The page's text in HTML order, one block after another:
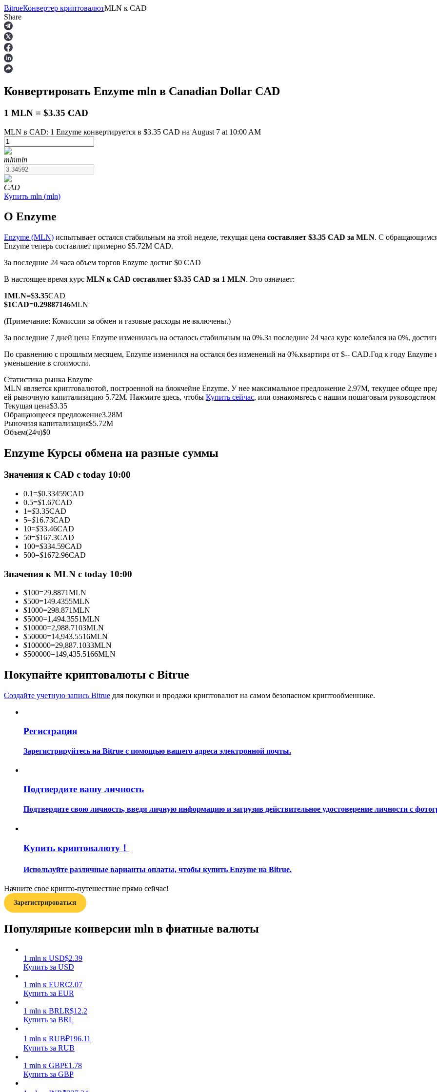
Фьючерсы
USDT-фьючерсы
Фьючерсы с использованием USDT в качестве обеспечения
Фьючерсы на COIN-M
Криптовалютные фьючерсы
USDC фьючерсы
Фьючерсы с использованием USDC в качестве обеспечения
Копирование торговли
Наслаждайтесь распределением прибыли и комиссиями за копи-трейдинг
Анализ больших данных, включая торговую информацию и т. д.
Гид
Руководство для начинающих по фьючерсам
Торговые стратегии
BitrueКонвертер криптовалютMLN к CAD
Share
Конвертировать Enzyme mln в Canadian Dollar CAD
1 MLN = $3.35 CAD
MLN в CAD: 1 Enzyme конвертируется в $3.35 CAD на August 7 at 10:00 AM
mlnmln
CAD
Купить mln (mln)
О Enzyme
Enzyme (MLN) испытывает остался стабильным на этой неделе, текущая цена составляет $3.35 CAD за MLN. С
Enzyme теперь составляет примерно $5.72M CAD.
За последние 24 часа объем торгов Enzyme достиг $0 CAD
В настоящее время курс MLN к CAD составляет $3.35 CAD за 1 MLN. Это означает:
1MLN=$3.35CAD
$1CAD=0.29887146MLN
(Примечание: Комиссии за обмен и газовые расходы не включены.)
За последние 7 дней цена Enzyme изменилась на осталось стабильным на 0%.За последние 24 часа курс колебался на 0%,
По сравнению с прошлым месяцем, Enzyme изменился на остался без изменений на 0%.квартира от $-- CAD.Год к году Enzyme
уменьшение в стоимости.
Статистика рынка Enzyme
MLN является криптовалютой, построенной на блокчейне Enzyme. У нее максимальное предложение 2.97M, текущее общее
ей рыночную капитализацию 5.72M. Нажмите здесь, чтобы Купить сейчас, или ознакомьтесь с нашим пошаговым руководством
Текущая цена$3.35
Обращающееся предложение3.28M
Рыночная капитализация$5.72M
Объем(24ч)$0
Enzyme Курсы обмена на разные суммы
Значения к CAD с today 10:00
0.1=$0.33459CAD
0.5=$1.67CAD
1=$3.35CAD
5=$16.73CAD
10=$33.46CAD
50=$167.3CAD
100=$334.59CAD
500=$1672.96CAD
Значения к MLN с today 10:00
$100=29.8871MLN
$500=149.4355MLN
$1000=298.871MLN
$5000=1,494.3551MLN
$10000=2,988.7103MLN
$50000=14,943.5516MLN
$100000=29,887.1033MLN
$500000=149,435.5166MLN
Покупайте криптовалюты с Bitrue
Создайте учетную запись Bitrue для покупки и продажи криптовалют на самом безопасном криптообменнике.
Регистрация
Зарегистрируйтесь на Bitrue с помощью вашего адреса электронной почты.
Подтвердите вашу личность
Подтвердите свою личность, введя личную информацию и загрузив действительное удостоверение личности с
Купить криптовалюту！
Используйте различные варианты оплаты, чтобы купить Enzyme на Bitrue.
Начните свое крипто-путешествие прямо сейчас!
Зарегистрироваться
Популярные конверсии mln в фиатные валюты
1 mln к USD$2.39
Купить за USD
1 mln к EUR€2.07
Купить за EUR
1 mln к BRLR$12.2
Купить за BRL
1 mln к RUB₽196.11
Купить за RUB
1 mln к GBP£1.78
Купить за GBP